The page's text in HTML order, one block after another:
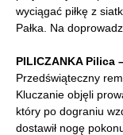
wyciągać piłkę z
Pałka. Na
PILICZANKA Pilica
Przedświąteczny
Kluczanie objęli
który po dograniu
dostawił nogę